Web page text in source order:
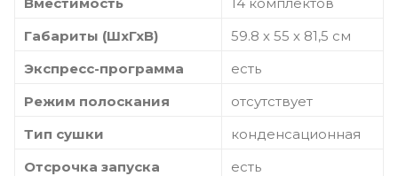
Габариты (ШхГхВ)
59.8 х 55 х 81,5 см
Экспресс-программа
есть
Режим полоскания
отсутствует
Тип сушки
конденсационная
Отсрочка запуска
есть